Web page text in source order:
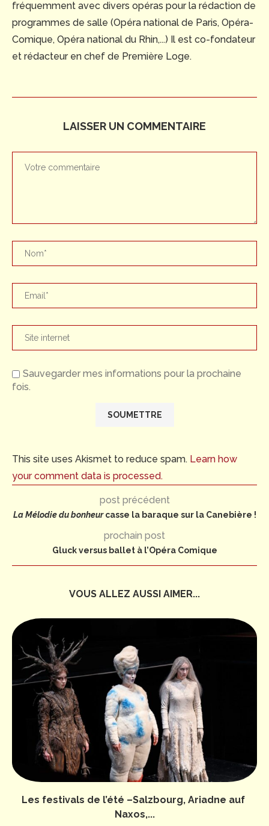
fréquemment avec divers opéras pour la rédaction de
programmes de salle (Opéra national de Paris, Opéra-
Comique, Opéra national du Rhin,...) Il est co-fondateur
et rédacteur en chef de Première Loge.
LAISSER UN COMMENTAIRE
Sauvegarder mes informations pour la prochaine
fois.
This site uses Akismet to reduce spam. Learn how
your comment data is processed.
post précédent
La Mélodie du bonheurcasse la baraque sur la Canebière !
prochain post
Gluck versus ballet à l’Opéra Comique
VOUS ALLEZ AUSSI AIMER...
Les festivals de l’été –Salzbourg, Ariadne auf
Naxos,...